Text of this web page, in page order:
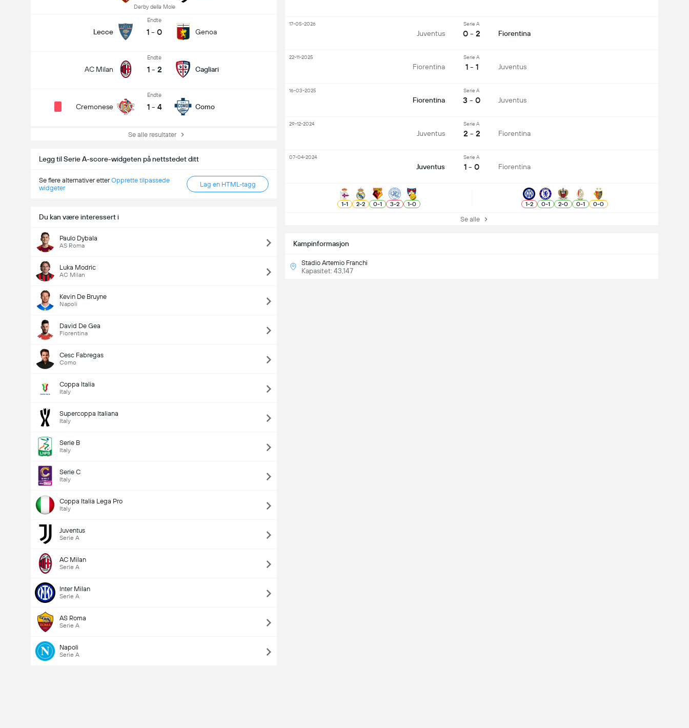
Derby della Mole
Lecce
Endte
1 - 0 Genoa
AC Milan
Endte
1 - 2 Cagliari
Cremonese
Endte
1 - 4 Como
Se alle resultater
Legg til Serie A-score-widgeten på nettstedet ditt
Se flere alternativer etterOpprette tilpassede
widgeter
Lag en HTML-tagg
Du kan være interessert i
Paulo Dybala
AS Roma
Luka Modric
AC Milan
Kevin De Bruyne
Napoli
David De Gea
Fiorentina
Cesc Fabregas
Como
Coppa Italia
Italy
Supercoppa Italiana
Italy
Serie B
Italy
Serie C
Italy
Coppa Italia Lega Pro
Italy
Juventus
Serie A
AC Milan
Serie A
Inter Milan
Serie A
AS Roma
Serie A
Napoli
Serie A
Kampinformasjon
Stadio Artemio Franchi
Kapasitet: 43,147
Juventus
Serie A
0 - 2 Fiorentina
17-05-2026
Fiorentina
Serie A
1 - 1 Juventus
22-11-2025
Fiorentina
Serie A
3 - 0 Juventus
16-03-2025
Juventus
Serie A
2 - 2 Fiorentina
29-12-2024
Juventus
Serie A
1 - 0 Fiorentina
07-04-2024
1-1 2-2 0-1 3-2 1-0 1-2 0-1 2-0 0-1 0-0
Se alle